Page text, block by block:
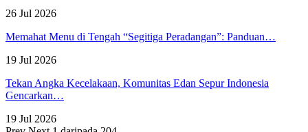
26 Jul 2026
Memahat Menu di Tengah “Segitiga Peradangan”: Panduan…
19 Jul 2026
Tekan Angka Kecelakaan, Komunitas Edan Sepur Indonesia
Gencarkan…
19 Jul 2026